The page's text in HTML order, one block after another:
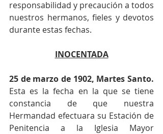
responsabilidad y precaución a todos
nuestros hermanos, fieles y devotos
durante estas fechas.
INOCENTADA
25 de marzo de 1902, Martes Santo.
Esta es la fecha en la que se tiene
constancia de que nuestra
Hermandad efectuara su Estación de
Penitencia a la Iglesia Mayor